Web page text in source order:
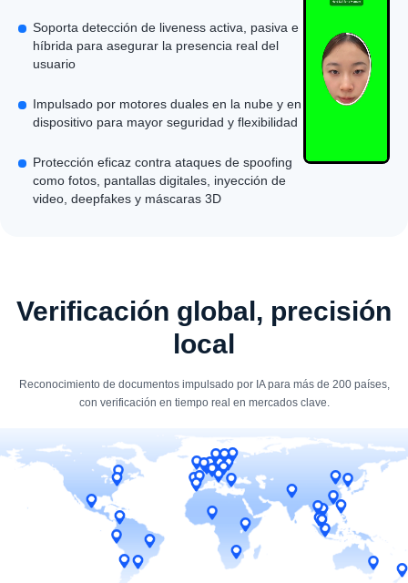
Soporta detección de liveness activa, pasiva e
híbrida para asegurar la presencia real del
usuario
Impulsado por motores duales en la nube y en
dispositivo para mayor seguridad y flexibilidad
Protección eficaz contra ataques de spoofing
como fotos, pantallas digitales, inyección de
video, deepfakes y máscaras 3D
Verificación global, precisión
local
Reconocimiento de documentos impulsado por IA para más de 200 países,
con verificación en tiempo real en mercados clave.